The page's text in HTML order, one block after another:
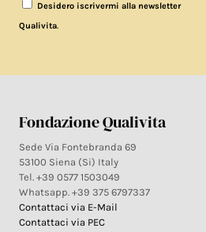
Desidero iscrivermi alla newsletter
Qualivita.
Fondazione Qualivita
Sede Via Fontebranda 69
53100 Siena (Si) Italy
Tel. +39 0577 1503049
Whatsapp. +39 375 6797337
Contattaci via E-Mail
Contattaci via PEC